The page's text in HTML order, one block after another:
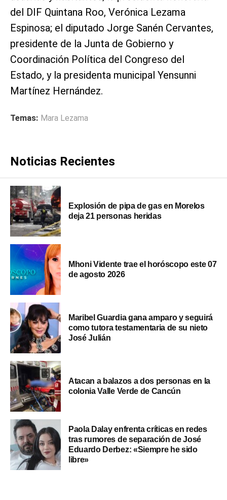
del DIF Quintana Roo, Verónica Lezama
Espinosa; el diputado Jorge Sanén Cervantes,
presidente de la Junta de Gobierno y
Coordinación Política del Congreso del
Estado, y la presidenta municipal Yensunni
Martínez Hernández.
Temas: Mara Lezama
Noticias Recientes
Explosión de pipa de gas en Morelos
deja 21 personas heridas
Mhoni Vidente trae el horóscopo este 07
de agosto 2026
Maribel Guardia gana amparo y seguirá
como tutora testamentaria de su nieto
José Julián
Atacan a balazos a dos personas en la
colonia Valle Verde de Cancún
Paola Dalay enfrenta críticas en redes
tras rumores de separación de José
Eduardo Derbez: «Siempre he sido
libre»